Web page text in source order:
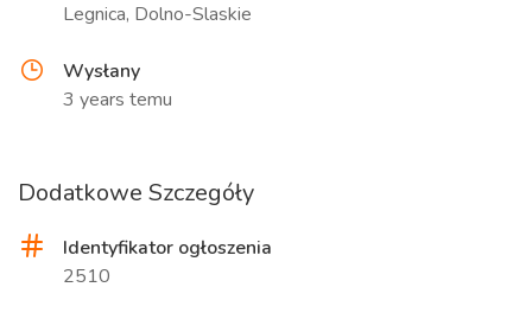
Legnica, Dolno-Slaskie
Wysłany
3 years temu
Dodatkowe Szczegóły
Identyfikator ogłoszenia
2510